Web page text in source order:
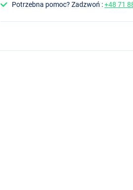
Potrzebna pomoc? Zadzwoń :+48 71